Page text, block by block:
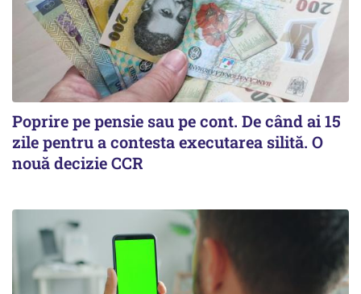
Poprire pe pensie sau pe cont. De când ai 15
zile pentru a contesta executarea silită. O
nouă decizie CCR